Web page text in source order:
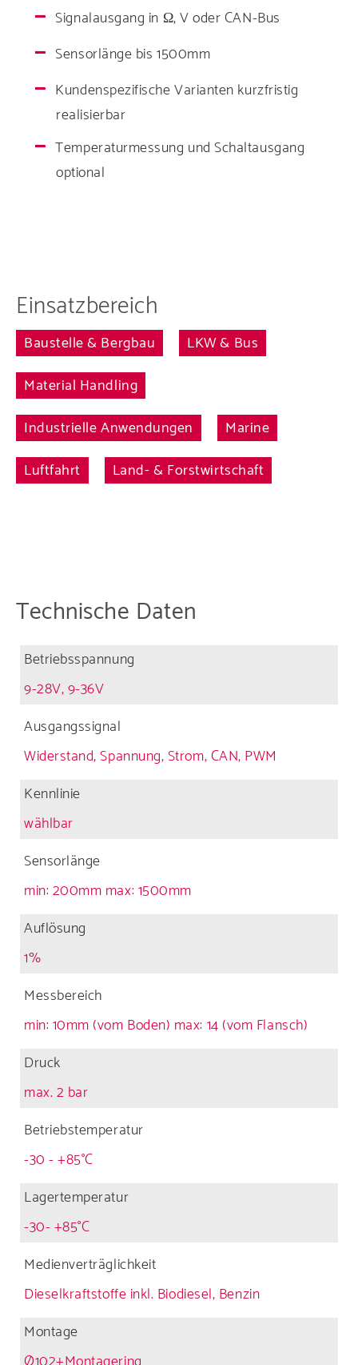
Signalausgang in Ω, V oder CAN-Bus
Sensorlänge bis 1500mm
KundenspezifischeVarianten kurzfristig
realisierbar
Temperaturmessung und Schaltausgang
optional
Einsatzbereich
Baustelle & Bergbau
LKW & Bus
Material Handling
Industrielle Anwendungen
Marine
Luftfahrt
Land- & Forstwirtschaft
Technische Daten
Betriebsspannung
9-28V, 9-36V
Ausgangssignal
Widerstand, Spannung, Strom, CAN, PWM
Kennlinie
wählbar
Sensorlänge
min: 200mm max: 1500mm
Auflösung
1%
Messbereich
min: 10mm (vom Boden) max: 14 (vom Flansch)
Druck
max. 2 bar
Betriebstemperatur
-30 - +85°C
Lagertemperatur
-30- +85°C
Medienverträglichkeit
Dieselkraftstoffe inkl. Biodiesel, Benzin
Montage